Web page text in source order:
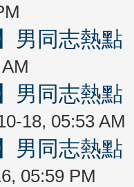
男同志熱
男同志熱
18, 05:53 AM
男同志熱
05:59 PM